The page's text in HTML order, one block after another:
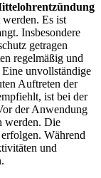
Es ist
Insbesondere
getragen
regelmäßig und
unvollständige
Auftreten der
ist bei der
der Anwendung
werden. Die
Während
und